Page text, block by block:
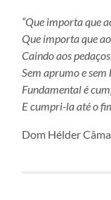
“Que importa que
Que importa que
Caindo aos pedaços,
Sem aprumo e sem
Fundamental é
E cumpri-la até o
Dom Hélder